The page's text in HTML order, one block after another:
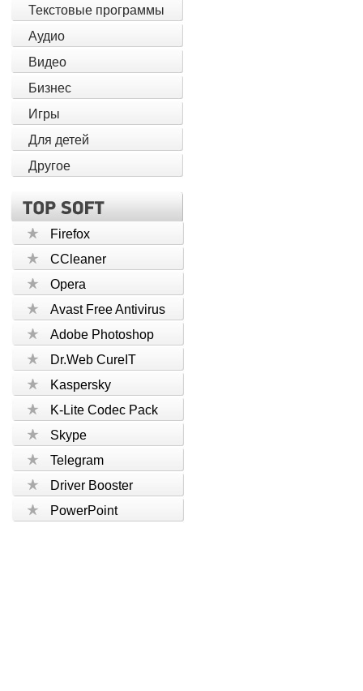
Текстовые программы
Аудио
Видео
Бизнес
Игры
Для детей
Другое
Firefox
CCleaner
Opera
Avast Free Antivirus
Adobe Photoshop
Dr.Web CureIT
Kaspersky
K-Lite Codec Pack
Skype
Telegram
Driver Booster
PowerPoint